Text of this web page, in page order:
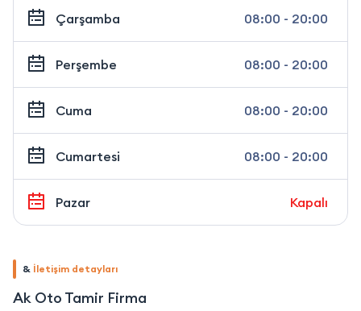
Çarşamba 08:00 - 20:00
Perşembe 08:00 - 20:00
Cuma 08:00 - 20:00
Cumartesi 08:00 - 20:00
Pazar Kapalı
& İletişim detayları
Ak Oto Tamir Firma